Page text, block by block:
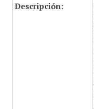
Descripción: